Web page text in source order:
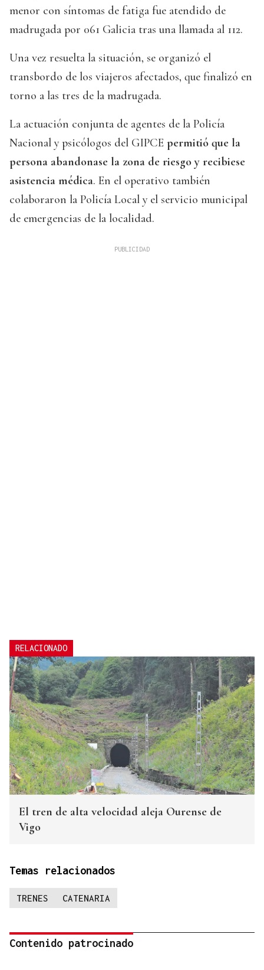
menor con síntomas de fatiga fue atendido de
madrugada por 061 Galicia tras una llamada al 112.
Una vez resuelta la situación, se organizó el
transbordo de los viajeros afectados, que finalizó en
torno a las tres de la madrugada.
La actuación conjunta de agentes de la Policía
Nacional y psicólogos del GIPCE permitió que la
persona abandonase la zona de riesgo y recibiese
asistencia médica. En el operativo también
colaboraron la Policía Local y el servicio municipal
de emergencias de la localidad.
RELACIONADO
El tren de alta velocidad aleja Ourense de
Vigo
Temas relacionados
TRENES CATENARIA
Contenido patrocinado